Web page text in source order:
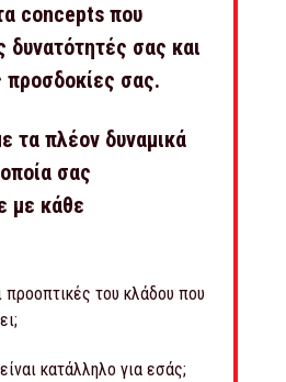
concepts που
δυνατότητές σας και
προσδοκίες σας.
τα πλέον δυναμικά
σας
με κάθε
προοπτικές του κλάδου που
κατάλληλο για εσάς;